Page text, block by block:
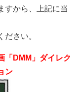
すから、上記に当
さい。
「DMM」ダイレク
ン